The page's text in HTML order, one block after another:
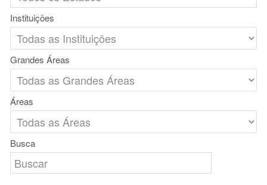
Instituições
Grandes Áreas
Áreas
Busca